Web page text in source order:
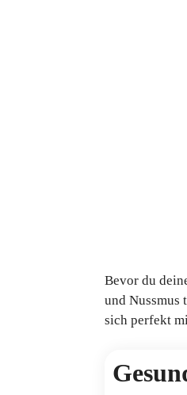
Bevor du
und Nussmus
sich perfekt